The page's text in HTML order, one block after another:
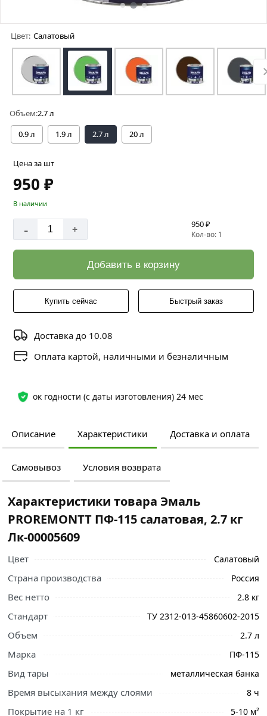
Цвет: Салатовый
Объем:2.7 л
0.9 л
1.9 л 2.7 л 20 л
ок годности (с даты изготовления) 24 мес
Цена за шт
950 ₽
В наличии
- + 950 ₽
Кол-во: 1
Добавить в корзину
Купить сейчас Быстрый заказ
Доставка до 10.08
Оплата картой, наличными и безналичным
Описание Характеристики Доставка и оплата
Самовывоз Условия возврата
описанием и отзывами о товаре, чтобы сделать
правильный выбор и заказать онлайн. Наши
профессиональные менеджеры обработают заказ и
свяжутся с Вами для согласования условий доставки
Характеристики товара Эмаль
PROREMONTT ПФ-115 салатовая, 2.7 кг
Лк-00005609
Цвет Салатовый
Страна производства Россия
Вес нетто 2.8 кг
Стандарт ТУ 2312-013-45860602-2015
Объем 2.7 л
Марка ПФ-115
Вид тары металлическая банка
Время высыхания между слоями 8 ч
Покрытие на 1 кг 5-10 м²